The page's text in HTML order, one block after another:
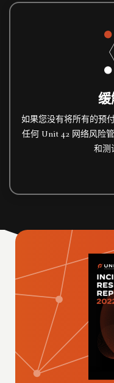
缓
如果您没有将所有的预
任何 Unit 42 网络风险
和测